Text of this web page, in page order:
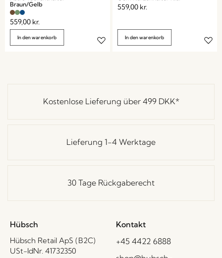
Braun/Gelb
559,00 kr.
In den warenkorb
559,00 kr.
In den warenkorb
Kostenlose Lieferung über 499 DKK*
Lieferung 1-4 Werktage
30 Tage Rückgaberecht
Hübsch
Hübsch Retail ApS (B2C)
USt-IdNr. 41732350
Kontakt
+45 4422 6888